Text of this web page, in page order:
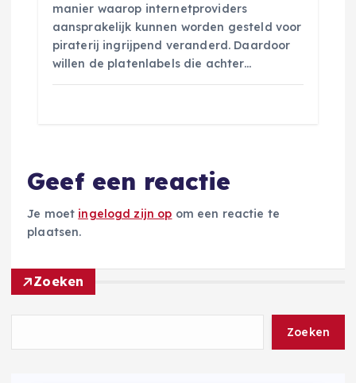
manier waarop internetproviders
aansprakelijk kunnen worden gesteld voor
piraterij ingrijpend veranderd. Daardoor
willen de platenlabels die achter…
Geef een reactie
Je moet ingelogd zijn op om een reactie te
plaatsen.
Zoeken
Zoeken